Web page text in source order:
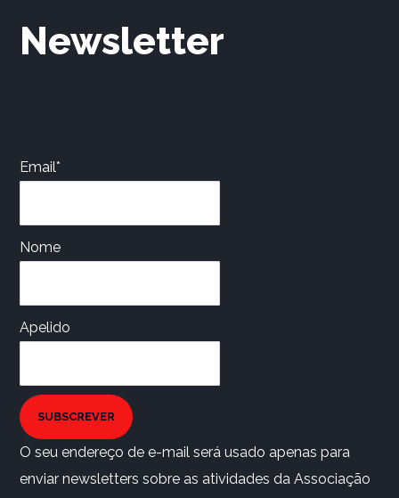
Newsletter
Email*
Nome
Apelido
SUBSCREVER
O seu endereço de e-mail será usado apenas para
enviar newsletters sobre as atividades da Associação